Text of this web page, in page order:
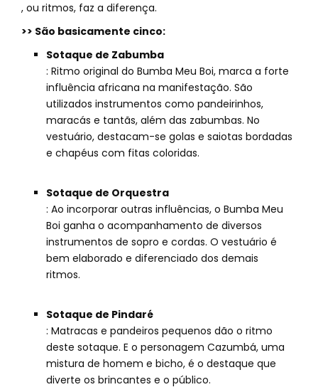
, ou ritmos, faz a diferença.
>> São basicamente cinco:
Sotaque de Zabumba
: Ritmo original do Bumba Meu Boi, marca a forte
influência africana na manifestação. São
utilizados instrumentos como pandeirinhos,
maracás e tantãs, além das zabumbas. No
vestuário, destacam-se golas e saiotas bordadas
e chapéus com fitas coloridas.
Sotaque de Orquestra
: Ao incorporar outras influências, o Bumba Meu
Boi ganha o acompanhamento de diversos
instrumentos de sopro e cordas. O vestuário é
bem elaborado e diferenciado dos demais
ritmos.
Sotaque de Pindaré
: Matracas e pandeiros pequenos dão o ritmo
deste sotaque. E o personagem Cazumbá, uma
mistura de homem e bicho, é o destaque que
diverte os brincantes e o público.